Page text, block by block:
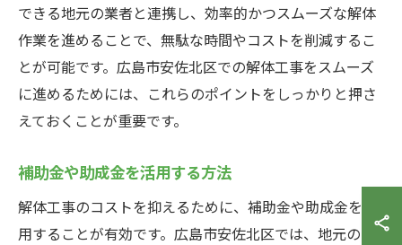
できる地元の業者と連携し、効率的かつスムーズな解体
作業を進めることで、無駄な時間やコストを削減するこ
とが可能です。広島市安佐北区での解体工事をスムーズ
に進めるためには、これらのポイントをしっかりと押さ
えておくことが重要です。
補助金や助成金を活用する方法
解体工事のコストを抑えるために、補助金や助成金を活
用することが有効です。広島市安佐北区では、地元の自